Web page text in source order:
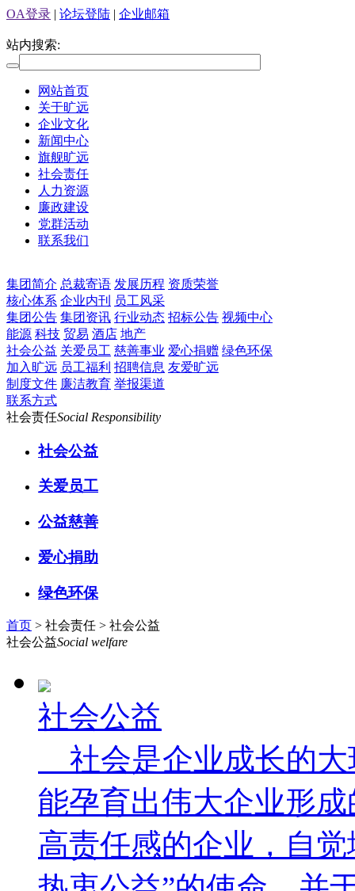
OA登录 | 论坛登陆 | 企业邮箱
站内搜索:
网站首页
关于旷远
企业文化
新闻中心
旗舰旷远
社会责任
人力资源
廉政建设
党群活动
联系我们
集团简介 总裁寄语 发展历程 资质荣誉
核心体系 企业内刊
员工风采
集团公告 集团资讯 行业动态 招标公告 视频中心
能源 科技 贸易 酒店 地产
社会公益 关爱员工 慈善事业 爱心捐赠 绿色环保
加入旷远 员工福利 招聘信息 友爱旷远
制度文件 廉洁教育 举报渠道
联系方式
社会责任Social Responsibility
社会公益
关爱员工
公益慈善
爱心捐助
绿色环保
首页 > 社会责任 > 社会公益
社会公益Social welfare
社会公益
社会是企业成长的大
能孕育出伟大企业形
高责任感的企业，自